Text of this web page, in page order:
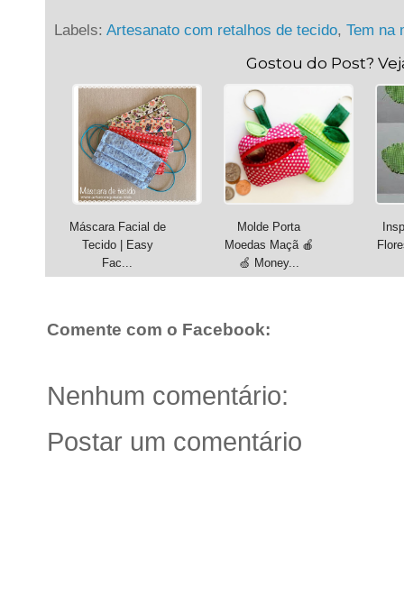
Labels: Artesanato com retalhos de tecido, Tem na
Gostou do Post?
Máscara Facial de
Tecido | Easy
Fac...
Molde Porta
Moedas Maçã 🍎
🍏 Money...
Comente com o Facebook:
Nenhum comentário:
Postar um comentário